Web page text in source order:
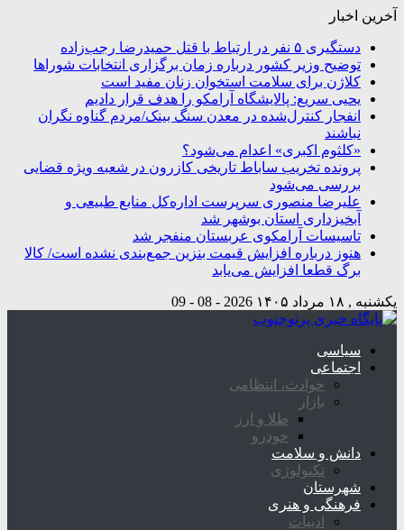
آخرین اخبار
دستگیری ۵ نفر در ارتباط با قتل حمیدرضا رجب‌زاده
توضیح وزیر کشور درباره زمان برگزاری انتخابات شوراها
کلاژن برای سلامت استخوان زنان مفید است
یحیی سریع: پالایشگاه آرامکو را هدف قرار دادیم
انفجار کنترل‌شده در معدن سنگ بینک/مردم گناوه نگران
نباشند
«کلثوم اکبری» اعدام می‌شود؟
پرونده تخریب ساباط تاریخی کازرون در شعبه ویژه قضایی
بررسی می‌شود
علیرضا منصوری سرپرست اداره‌کل منابع طبیعی و
آبخیزداری استان بوشهر شد
تاسیسات آرامکوی عربستان منفجر شد
هنوز درباره افزایش قیمت بنزین جمع‌بندی نشده است/ کالا
برگ قطعا افزایش می‌یابد
یکشنبه , ۱۸ مرداد ۱۴۰۵ 2026 - 08 - 09
سیاسی
اجتماعی
حوادث، انتظامی
بازار
طلا و ارز
خودرو
دانش و سلامت
تکنولوژی
شهرستان
فرهنگی و هنری
ادبیات